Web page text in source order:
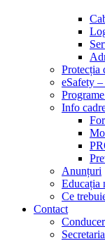
Protecția
eSafety
Info
Anunțuri
Educația
Ce
Contact